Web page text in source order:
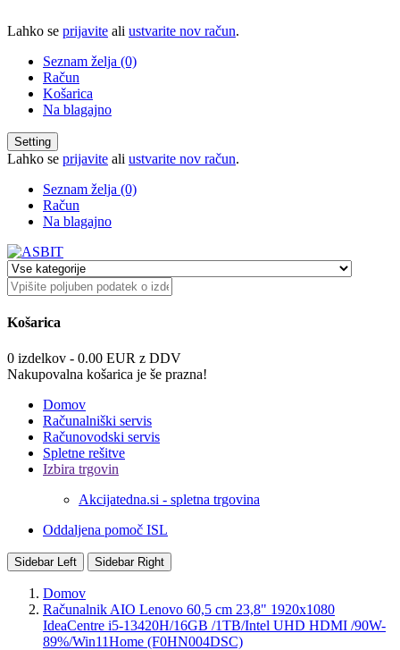
Lahko se prijavite ali ustvarite nov račun.
Seznam želja (0)
Račun
Košarica
Na blagajno
Setting
Lahko se prijavite ali ustvarite nov račun.
Seznam želja (0)
Račun
Na blagajno
Košarica
0 izdelkov - 0.00 EUR z DDV
Nakupovalna košarica je še prazna!
Domov
Računalniški servis
Računovodski servis
Spletne rešitve
Izbira trgovin
Akcijatedna.si - spletna trgovina
Oddaljena pomoč ISL
Sidebar Left Sidebar Right
Domov
Računalnik AIO Lenovo 60,5 cm 23,8" 1920x1080
IdeaCentre i5-13420H/16GB /1TB/Intel UHD HDMI /90W-
89%/Win11Home (F0HN004DSC)